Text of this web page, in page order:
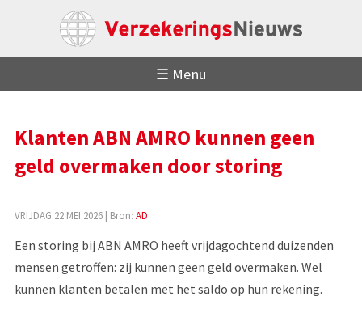
☰ Menu
Klanten ABN AMRO kunnen geen
geld overmaken door storing
VRIJDAG 22 MEI 2026| Bron: AD
Een storing bij ABN AMRO heeft vrijdagochtend duizenden
mensen getroffen: zij kunnen geen geld overmaken. Wel
kunnen klanten betalen met het saldo op hun rekening.